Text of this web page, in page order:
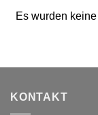
Es wurden
KONTAKT